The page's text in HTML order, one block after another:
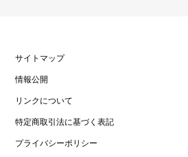
サイトマップ
情報公開
リンクについて
特定商取引法に基づく表記
プライバシーポリシー